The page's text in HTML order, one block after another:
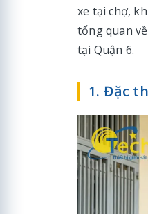
xe tại chợ,
tổng quan
tại Quận 6.
1. Đặc